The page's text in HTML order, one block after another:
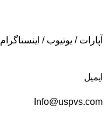
آپارات / یوتیوب / اینستاگرام
ایمیل
Info@uspvs.com